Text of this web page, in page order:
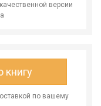
версии
книгу
по вашему